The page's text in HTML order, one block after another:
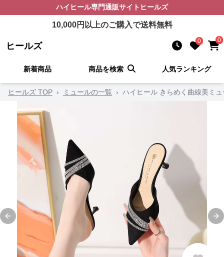
ハイヒール専門通販サイト ヒールズ
10,000円以上のご購入で送料無料
ヒールズ 0 0
新着商品 商品を検索 人気ランキング
ヒールズ TOP › ミュールの一覧 › ハイヒール きらめく曲線美ミュ
Previous slide